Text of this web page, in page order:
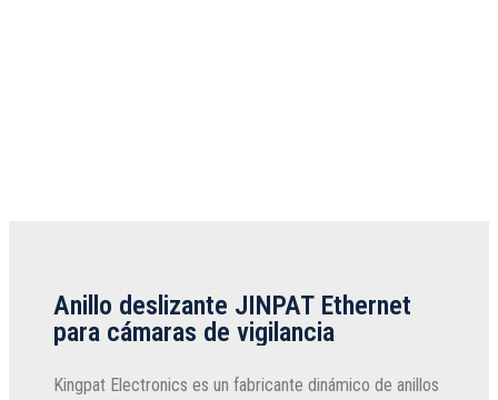
Anillo deslizante JINPAT Ethernet
para cámaras de vigilancia
Kingpat Electronics es un fabricante dinámico de anillos